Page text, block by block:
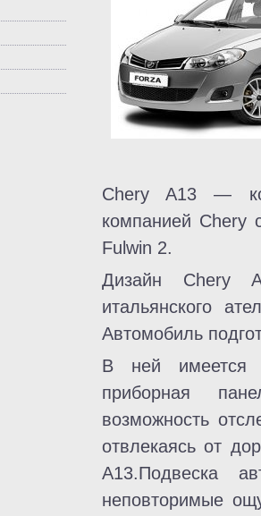
Chery A13 —
компанией Chery
Fulwin 2.
Дизайн Chery
итальянского
Автомобиль
В ней имеется
приборная
возможность
отвлекаясь от
A13.Подвеска
неповторимые